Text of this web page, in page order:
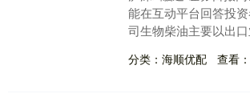
能在互动平台回答投
司生物柴油主要以出
过荷兰卓越和新加坡
售。....
分类：海顺优配 查看